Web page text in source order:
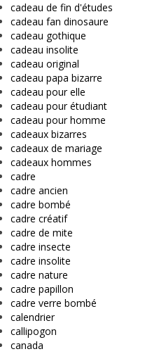
cadeau de fin d'études
cadeau fan dinosaure
cadeau gothique
cadeau insolite
cadeau original
cadeau papa bizarre
cadeau pour elle
cadeau pour étudiant
cadeau pour homme
cadeaux bizarres
cadeaux de mariage
cadeaux hommes
cadre
cadre ancien
cadre bombé
cadre créatif
cadre de mite
cadre insecte
cadre insolite
cadre nature
cadre papillon
cadre verre bombé
calendrier
callipogon
canada